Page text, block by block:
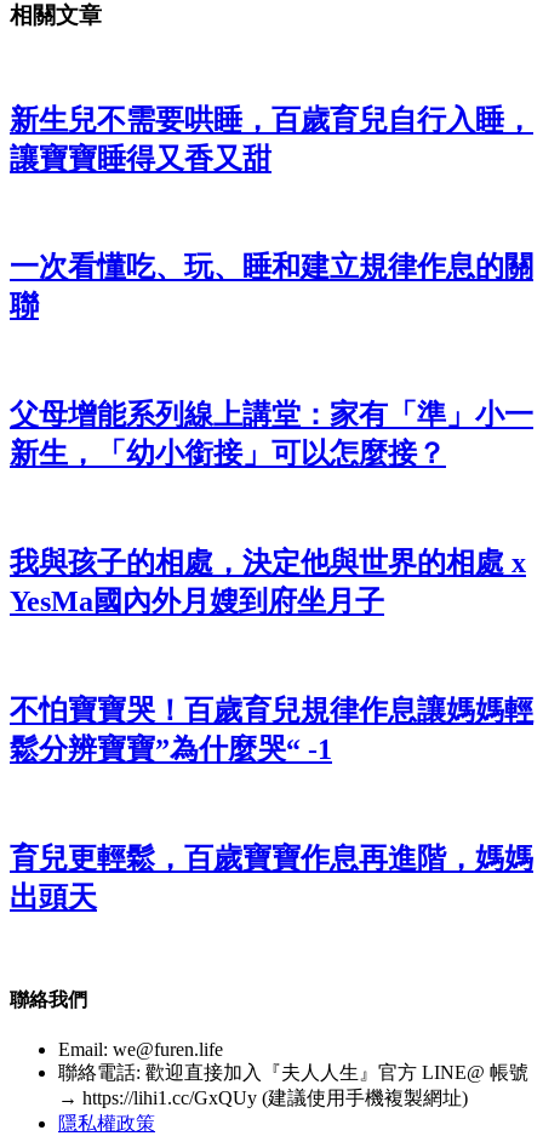
相關文章
新生兒不需要哄睡，百歲育兒自行入睡，
讓寶寶睡得又香又甜
一次看懂吃、玩、睡和建立規律作息的關
聯
父母增能系列線上講堂：家有「準」小一
新生，「幼小銜接」可以怎麼接？
我與孩子的相處，決定他與世界的相處 x
YesMa國內外月嫂到府坐月子
不怕寶寶哭！百歲育兒規律作息讓媽媽輕
鬆分辨寶寶”為什麼哭“ -1
育兒更輕鬆，百歲寶寶作息再進階，媽媽
出頭天
聯絡我們
Email: we@furen.life
聯絡電話: 歡迎直接加入『夫人人生』官方 LINE@ 帳號
→ https://lihi1.cc/GxQUy (建議使用手機複製網址)
隱私權政策